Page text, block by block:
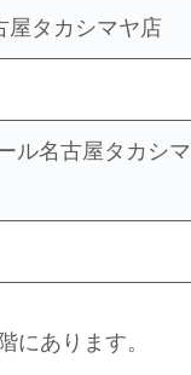
屋タカシマヤ店
ル名古屋タカシマ
にあります。